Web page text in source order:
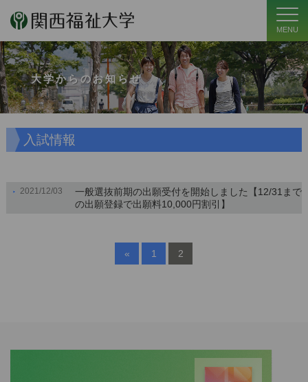
MENU
大学からのお知らせ
入試情報
2021/12/03
一般選抜前期の出願受付を開始しました【12/31まで
の出願登録で出願料10,000円割引】
« 1 2